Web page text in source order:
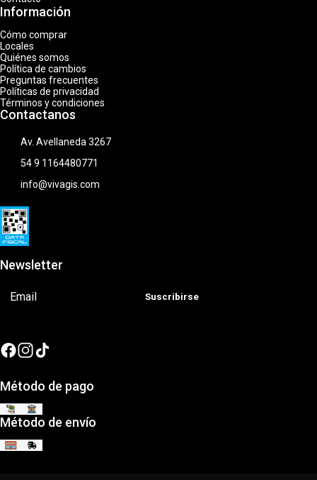
Información
Cómo comprar
Locales
Quiénes somos
Política de cambios
Preguntas frecuentes
Políticas de privacidad
Términos y condiciones
Contactanos
Av. Avellaneda 3267
54 9 1164480771
info@vivagis.com
Newsletter
Suscribirse
Método de pago
Método de envío